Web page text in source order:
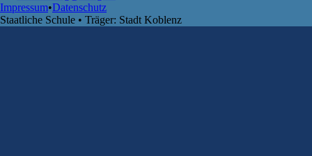
Impressum•Datenschutz
Staatliche Schule • Träger: Stadt Koblenz